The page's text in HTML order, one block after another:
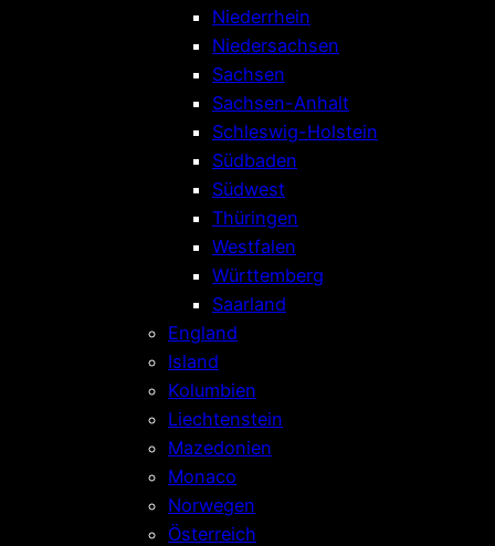
Niederrhein
Niedersachsen
Sachsen
Sachsen-Anhalt
Schleswig-Holstein
Südbaden
Südwest
Thüringen
Westfalen
Württemberg
Saarland
England
Island
Kolumbien
Liechtenstein
Mazedonien
Monaco
Norwegen
Österreich